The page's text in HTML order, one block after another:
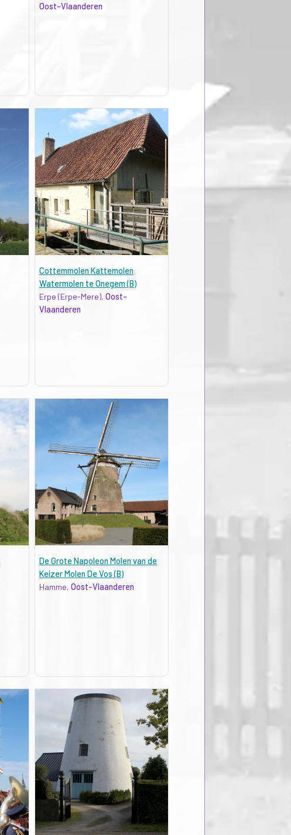
Oost-Vlaanderen
Cottemmolen Kattemolen
Watermolen te Onegem (B)
Erpe (Erpe-Mere), Oost-
Vlaanderen
De Grote Napoleon Molen van de
Keizer Molen De Vos (B)
Hamme, Oost-Vlaanderen